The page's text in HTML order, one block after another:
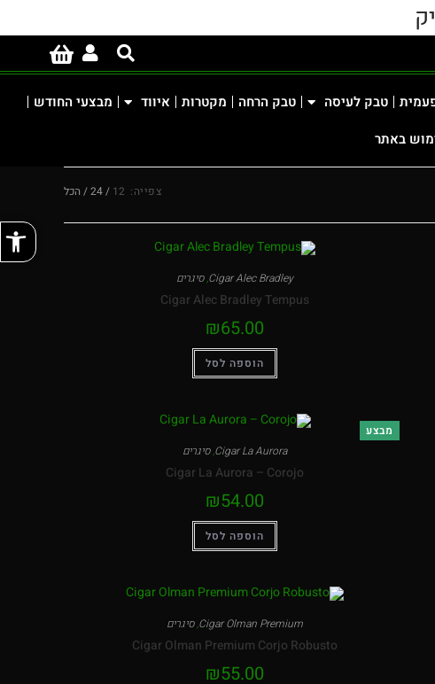
טבק לעיסה טבק הרחה מקטרות איווד
מבצעי החודש
באתר
צפייה: 12
24 הכל
Cigar Alec Bradley
,סיגרים
Cigar Alec Bradley Tempus
₪65.00
הוספה לסל
מבצע
Cigar La Aurora
,סיגרים
Cigar La Aurora – Corojo
₪54.00
הוספה לסל
Cigar Olman Premium
,סיגרים
Cigar Olman Premium Corjo Robusto
₪55.00